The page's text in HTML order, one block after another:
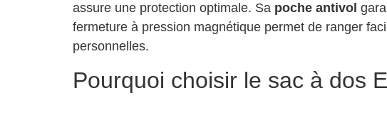
assure une protection optimale. Sa poche antivol
fermeture à pression magnétique permet de ranger
personnelles.
Pourquoi choisir le sac à dos